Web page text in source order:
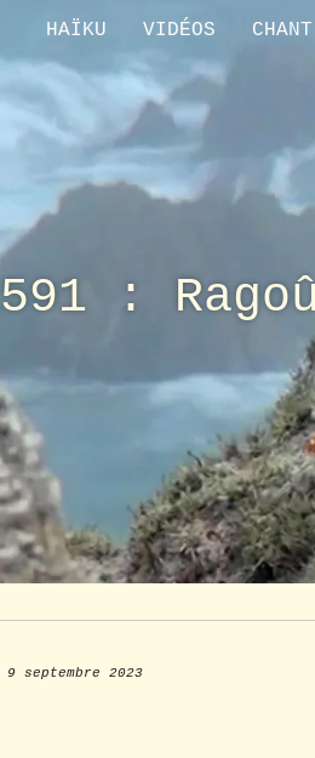
HAÏKU VIDÉOS CHANT
:
septembre 2023